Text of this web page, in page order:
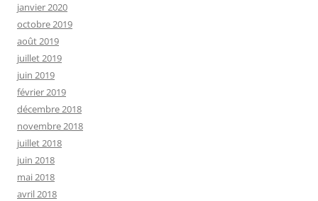
janvier 2020
octobre 2019
août 2019
juillet 2019
juin 2019
février 2019
décembre 2018
novembre 2018
juillet 2018
juin 2018
mai 2018
avril 2018